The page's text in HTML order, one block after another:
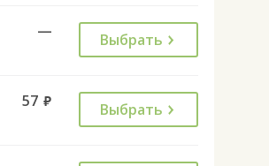
— Выбрать
57 руб. Выбрать